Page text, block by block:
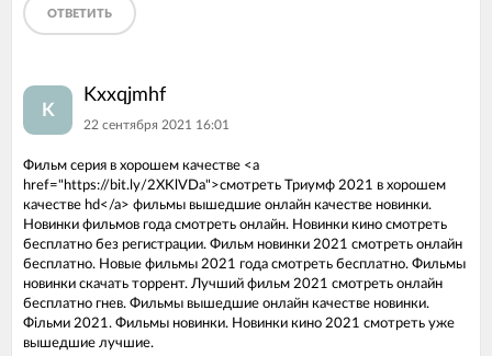
ОТВЕТИТЬ
K
Kxxqjmhf
22 сентября 2021 16:01
Фильм серия в хорошем качестве <a
href="https://bit.ly/2XKlVDa">смотреть Триумф 2021 в хорошем
качестве hd</a> фильмы вышедшие онлайн качестве новинки.
Новинки фильмов года смотреть онлайн. Новинки кино смотреть
бесплатно без регистрации. Фильм новинки 2021 смотреть онлайн
бесплатно. Новые фильмы 2021 года смотреть бесплатно. Фильмы
новинки скачать торрент. Лучший фильм 2021 смотреть онлайн
бесплатно гнев. Фильмы вышедшие онлайн качестве новинки.
Фільми 2021. Фильмы новинки. Новинки кино 2021 смотреть уже
вышедшие лучшие.